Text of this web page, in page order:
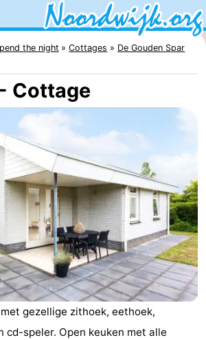
the night Cottages
De Gouden Spar
Cottage
gezellige zithoek, eethoek,
cd-speler. Open keuken met alle